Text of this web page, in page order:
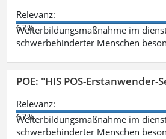
Relevanz:
67%
Weiterbildungsmaßnahme im
schwerbehinderter Menschen
POE: "HIS POS-
Relevanz:
67%
Weiterbildungsmaßnahme im
schwerbehinderter Menschen